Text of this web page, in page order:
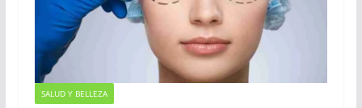
SALUD Y BELLEZA